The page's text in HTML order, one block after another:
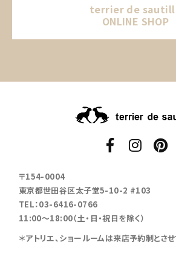
terrier de
ONLINE SHOP
〒154-0004
東京都世田谷区太子堂5-10-2 #103
TEL：03-6416-0766
11:00～18:00（土・日・祝日を除く）
＊アトリエ、ショールームは来店予約制とさせ